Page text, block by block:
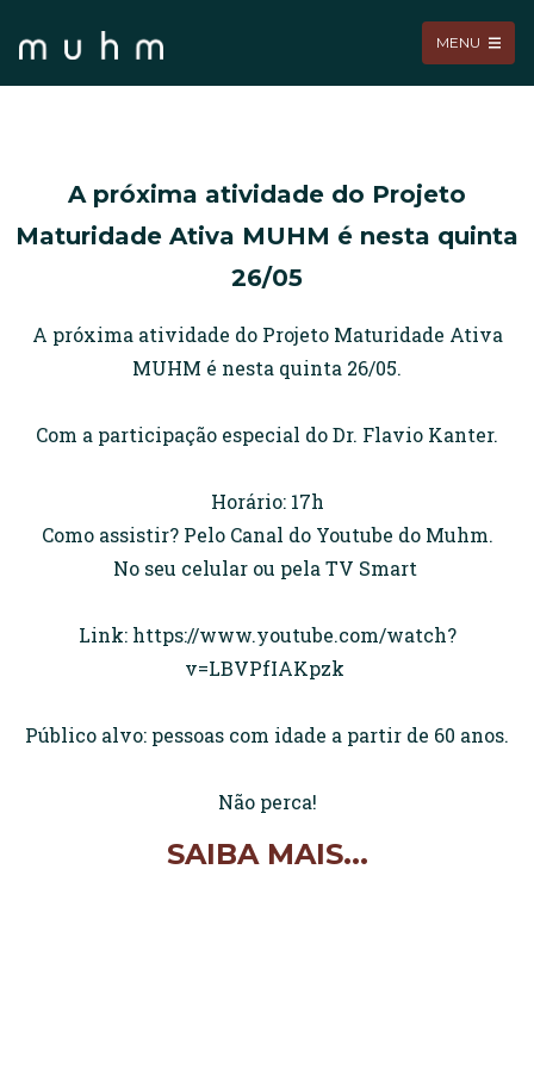
MENU
A próxima atividade do Projeto
Maturidade Ativa MUHM é nesta quinta
26/05
A próxima atividade do Projeto Maturidade Ativa
MUHM é nesta quinta 26/05.
Com a participação especial do Dr. Flavio Kanter.
Horário: 17h
Como assistir? Pelo Canal do Youtube do Muhm.
No seu celular ou pela TV Smart
Link: https://www.youtube.com/watch?
v=LBVPfIAKpzk
Público alvo: pessoas com idade a partir de 60 anos.
Não perca!
SAIBA MAIS...